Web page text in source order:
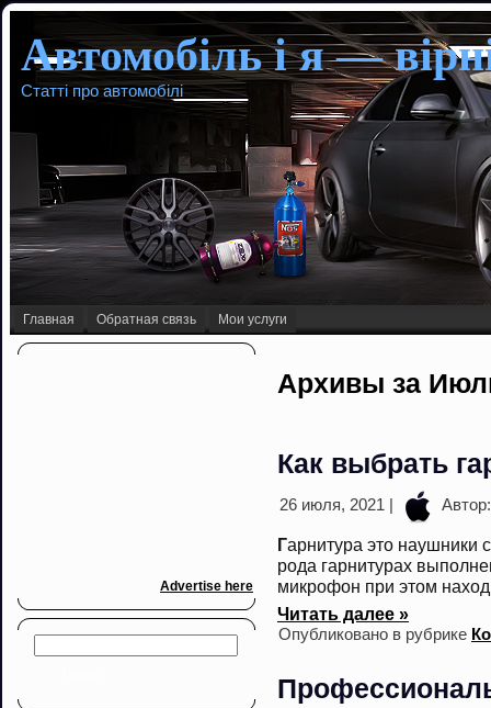
Автомобіль і я —
Статті про автомобілі
Главная Обратная связь Мои услуги
Advertise here
Архивы за
Как выбрать
26 июля, 2021 |
Гарнитура это наушники
рода гарнитурах
микрофон при этом
Читать далее »
Опубликовано в рубрике